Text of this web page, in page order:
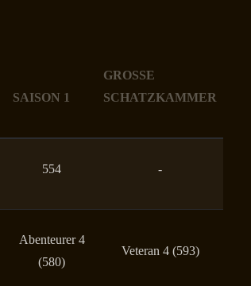
SAISON 1
GROSSE S
CHATZKAMMER
554 -
Abenteurer 4
(580)
Veteran 4 (593)